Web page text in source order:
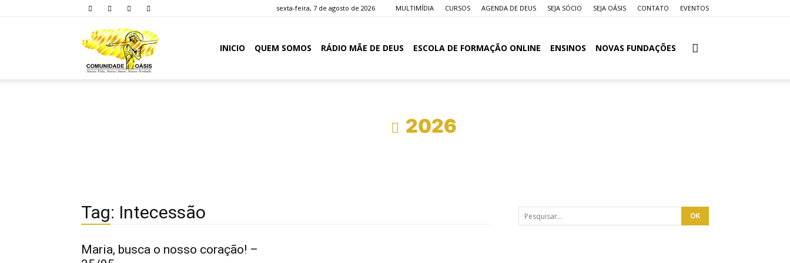
sexta-feira, 7 de agosto de 2026 MULTIMÍDIA CURSOS AGENDA DE DEUS SEJA SÓCIO SEJA OÁSIS CONTATO EVENTOS
INICIO QUEM SOMOS RÁDIO MÃE DE DEUS ESCOLA DE FORMAÇÃO ONLINE ENSINOS NOVAS FUNDAÇÕES
2026
Tag: Intecessão
Maria, busca o nosso coração! –